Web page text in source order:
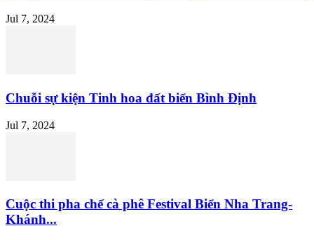
Jul 7, 2024
Chuỗi sự kiện Tinh hoa đất biển Bình Định
Jul 7, 2024
Cuộc thi pha chế cà phê Festival Biển Nha Trang-
Khánh...